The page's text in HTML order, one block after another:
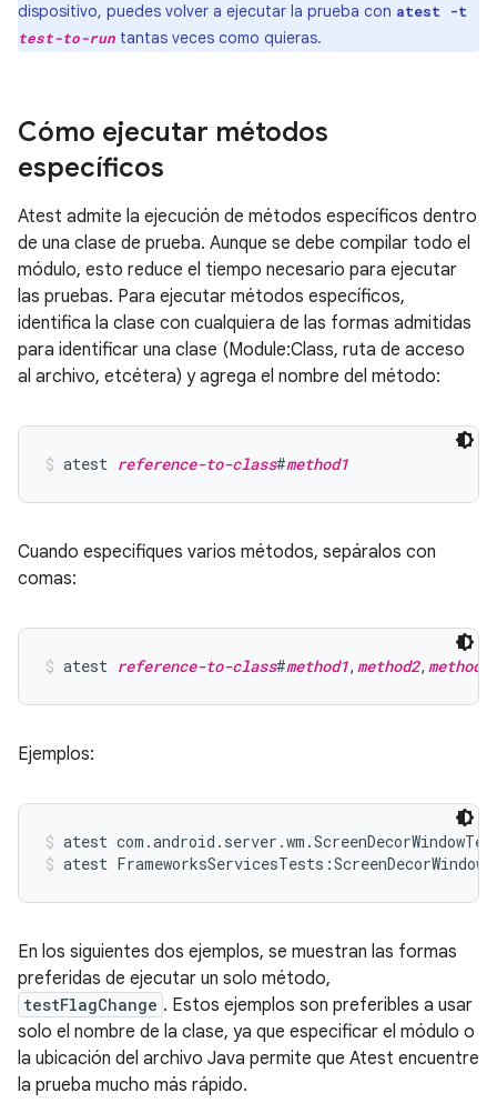
dispositivo, puedes volver a ejecutar la prueba con atest -t
test-to-run tantas veces como quieras.
Cómo ejecutar métodos
específicos
Atest admite la ejecución de métodos específicos dentro
de una clase de prueba. Aunque se debe compilar todo el
módulo, esto reduce el tiempo necesario para ejecutar
las pruebas. Para ejecutar métodos específicos,
identifica la clase con cualquiera de las formas admitidas
para identificar una clase (Module:Class, ruta de acceso
al archivo, etcétera) y agrega el nombre del método:
atest reference-to-class#method1
Cuando especifiques varios métodos, sepáralos con
comas:
atest reference-to-class#method1, method2, method3
Ejemplos:
atest
atest
En los siguientes dos ejemplos, se muestran las formas
preferidas de ejecutar un solo método,
testFlagChange . Estos ejemplos son preferibles a usar
solo el nombre de la clase, ya que especificar el módulo o
la ubicación del archivo Java permite que Atest encuentre
la prueba mucho más rápido.